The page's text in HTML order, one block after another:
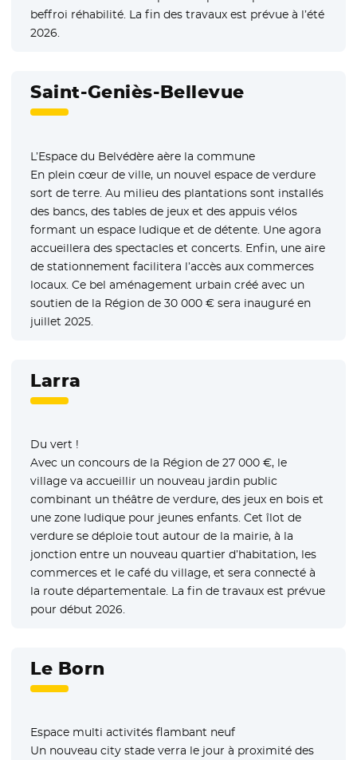
beffroi réhabilité. La fin des travaux est prévue à l’été
2026.
Saint-Geniès-Bellevue
L’Espace du Belvédère aère la commune
En plein cœur de ville, un nouvel espace de verdure
sort de terre. Au milieu des plantations sont installés
des bancs, des tables de jeux et des appuis vélos
formant un espace ludique et de détente. Une agora
accueillera des spectacles et concerts. Enfin, une aire
de stationnement facilitera l’accès aux commerces
locaux. Ce bel aménagement urbain créé avec un
soutien de la Région de 30 000 € sera inauguré en
juillet 2025.
Larra
Du vert !
Avec un concours de la Région de 27 000 €, le
village va accueillir un nouveau jardin public
combinant un théâtre de verdure, des jeux en bois et
une zone ludique pour jeunes enfants. Cet îlot de
verdure se déploie tout autour de la mairie, à la
jonction entre un nouveau quartier d’habitation, les
commerces et le café du village, et sera connecté à
la route départementale. La fin de travaux est prévue
pour début 2026.
Le Born
Espace multi activités flambant neuf
Un nouveau city stade verra le jour à proximité des